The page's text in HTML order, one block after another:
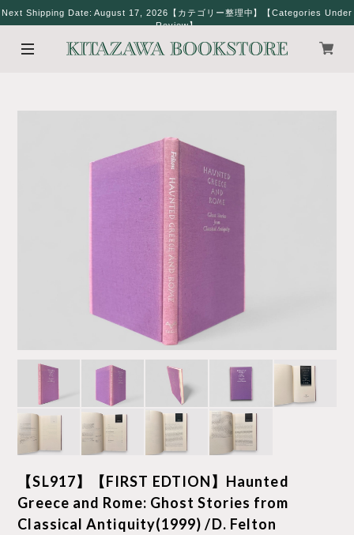
Next Shipping Date: August 17, 2026【カテゴリー整理中】【Categories Under
Review】
【SL917】【FIRST EDTION】Haunted
Greece and Rome: Ghost Stories from
Classical Antiquity(1999) /D. Felton